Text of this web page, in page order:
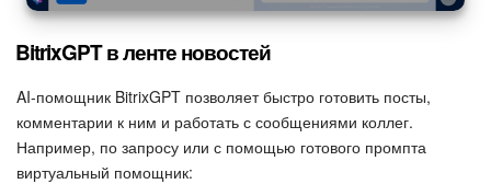
BitrixGPT в ленте новостей
AI-помощник BitrixGPT позволяет быстро готовить посты,
комментарии к ним и работать с сообщениями коллег.
Например, по запросу или с помощью готового промпта
виртуальный помощник: